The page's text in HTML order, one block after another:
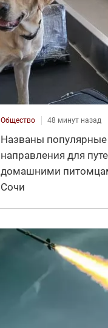
Общество 48 минут назад
Названы
направления для
домашними
Сочи